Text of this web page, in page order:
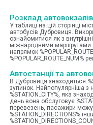
Розклад
У таблиці на цій сторінці
автобусів Дубровиця.
ознайомитися як з
міжнародними маршрутами.
напрямок
%POPULAR_ROUTE_NUM%
Автостанції та
В Дубровиця знаходиться
зупинок. Найпопулярніша з
%STATION_CITY%, яка
день вона обслуговує
перевезень, пасажири
%STATION_DIRECTIONS%